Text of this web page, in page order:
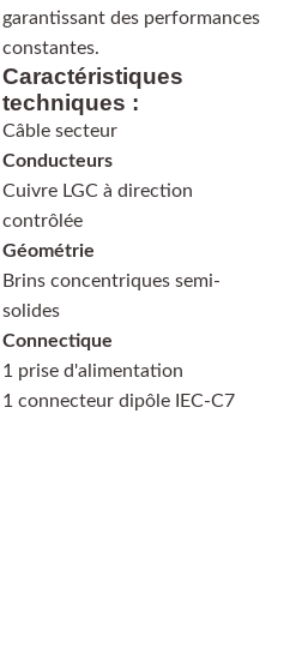
garantissant des performances
constantes.
Caractéristiques
techniques :
Câble secteur
Conducteurs
Cuivre LGC à direction
contrôlée
Géométrie
Brins concentriques semi-
solides
Connectique
1 prise d'alimentation
1 connecteur dipôle IEC-C7